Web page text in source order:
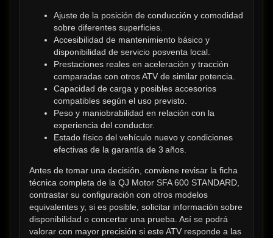
Ajuste de la posición de conducción y comodidad
sobre diferentes superficies.
Accesibilidad de mantenimiento básico y
disponibilidad de servicio posventa local.
Prestaciones reales en aceleración y tracción
comparadas con otros ATV de similar potencia.
Capacidad de carga y posibles accesorios
compatibles según el uso previsto.
Peso y maniobrabilidad en relación con la
experiencia del conductor.
Estado físico del vehículo nuevo y condiciones
efectivas de la garantía de 3 años.
Antes de tomar una decisión, conviene revisar la ficha
técnica completa de la QJ Motor SFA 600 STANDARD,
contrastar su configuración con otros modelos
equivalentes y, si es posible, solicitar información sobre
disponibilidad o concertar una prueba. Así se podrá
valorar con mayor precisión si este ATV responde a las